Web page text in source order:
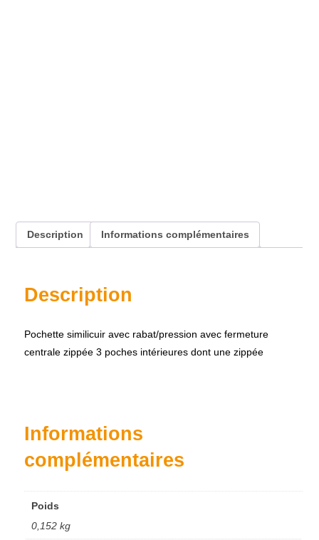
Contact
Description Informations complémentaires
Description
Pochette similicuir avec rabat/pression avec fermeture
centrale zippée 3 poches intérieures dont une zippée
Informations
complémentaires
Poids
0,152 kg